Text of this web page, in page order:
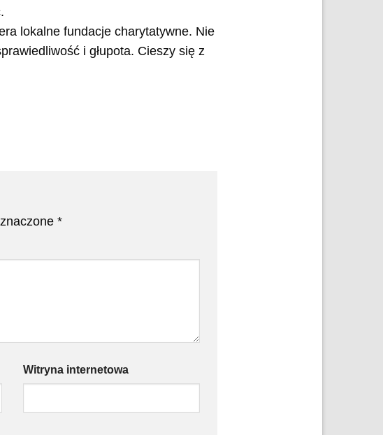
lokalne fundacje charytatywne. Nie
i głupota. Cieszy się z
*
Witryna internetowa